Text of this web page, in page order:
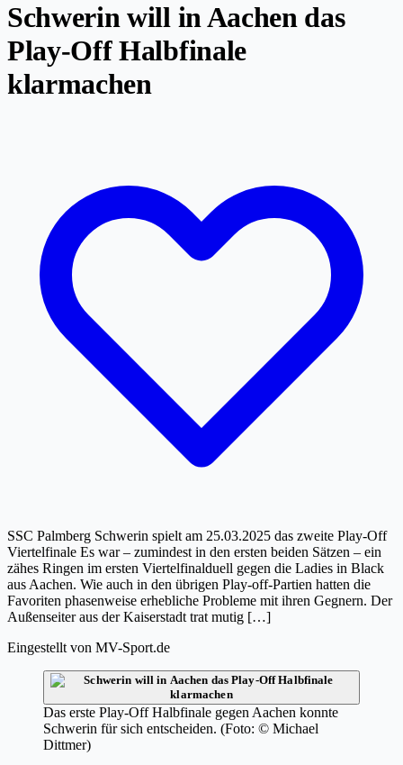
Schwerin will in Aachen das
Play-Off Halbfinale
klarmachen
SSC Palmberg Schwerin spielt am 25.03.2025 das zweite Play-Off
Viertelfinale Es war – zumindest in den ersten beiden Sätzen – ein
zähes Ringen im ersten Viertelfinalduell gegen die Ladies in Black
aus Aachen. Wie auch in den übrigen Play-off-Partien hatten die
Favoriten phasenweise erhebliche Probleme mit ihren Gegnern. Der
Außenseiter aus der Kaiserstadt trat mutig […]
Eingestellt von MV-Sport.de
Das erste Play-Off Halbfinale gegen Aachen konnte
Schwerin für sich entscheiden. (Foto: © Michael
Dittmer)